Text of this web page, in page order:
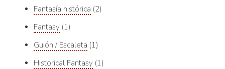
Fantasía histórica 2
Fantasy 1
Guión / Escaleta 1
Historical Fantasy 1